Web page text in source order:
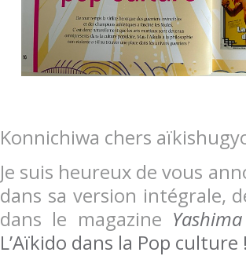
Konnichiwa chers
Je suis heureux de vous
dans sa version intégrale,
dans le magazine Yashima
L’Aïkido dans la Pop culture